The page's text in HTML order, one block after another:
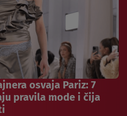
osvaja Pariz: 7
pravila mode i čija